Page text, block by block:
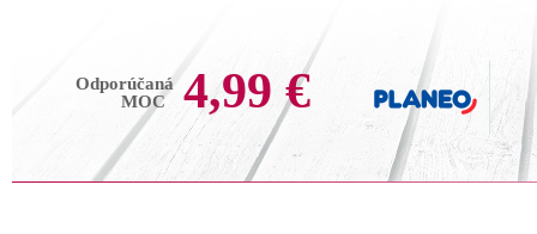
Odporúčaná
MOC
4,99 €